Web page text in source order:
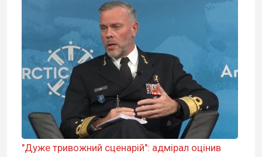
"Дуже тривожний сценарій": адмірал оцінив